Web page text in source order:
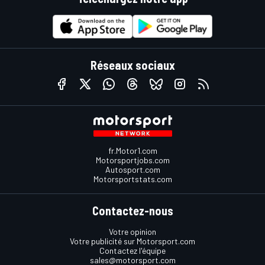
Réseaux sociaux
fr.Motor1.com
Motorsportjobs.com
Autosport.com
Motorsportstats.com
Contactez-nous
Votre opinion
Votre publicité sur Motorsport.com
Contactez l'équipe
sales@motorsport.com